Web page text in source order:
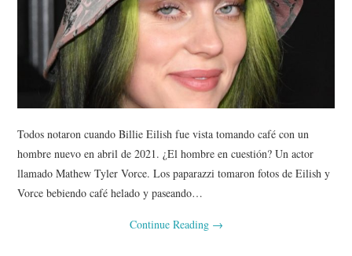
Todos notaron cuando Billie Eilish fue vista tomando café con un
hombre nuevo en abril de 2021. ¿El hombre en cuestión? Un actor
llamado Mathew Tyler Vorce. Los paparazzi tomaron fotos de Eilish y
Vorce bebiendo café helado y paseando…
Continue Reading →